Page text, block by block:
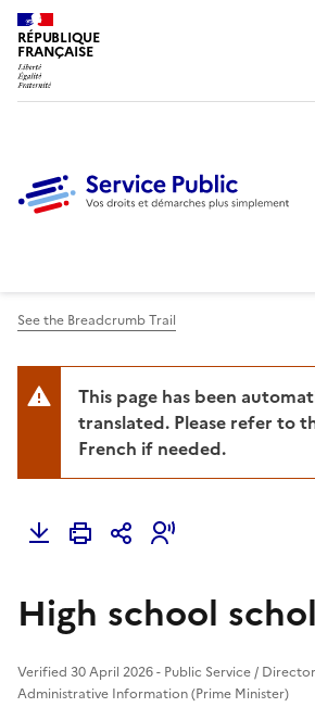
RÉPUBLIQUE
FRANÇAISE
See the Breadcrumb Trail
This page has been automatically
translated. Please refer to
French if needed.
High school
Verified 30 April 2026 - Public Service /
Administrative Information (Prime Minister)